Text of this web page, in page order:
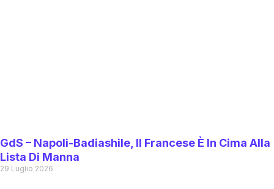
GdS – Napoli-Badiashile, Il Francese È In Cima Alla
Lista Di Manna
29 Luglio 2026